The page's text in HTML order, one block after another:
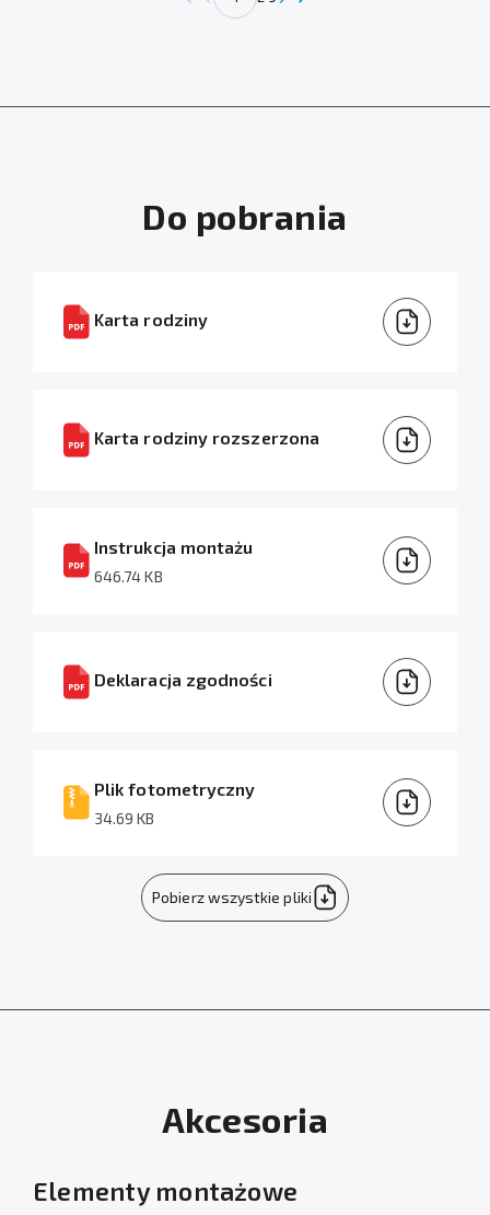
Do pobrania
Karta rodziny
Karta rodziny rozszerzona
Instrukcja montażu
646.74 KB
Deklaracja zgodności
Plik fotometryczny
34.69 KB
Pobierz wszystkie pliki
Akcesoria
Elementy montażowe